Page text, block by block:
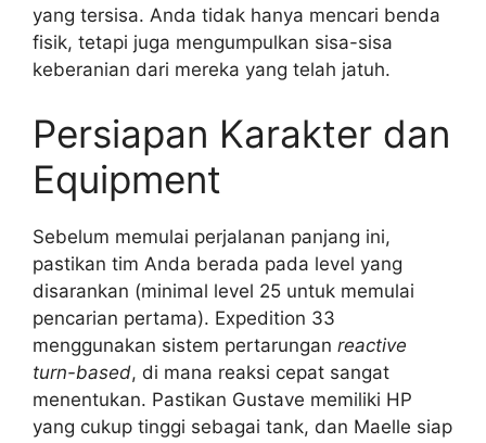
yang tersisa. Anda tidak hanya mencari benda
fisik, tetapi juga mengumpulkan sisa-sisa
keberanian dari mereka yang telah jatuh.
Persiapan Karakter dan
Equipment
Sebelum memulai perjalanan panjang ini,
pastikan tim Anda berada pada level yang
disarankan (minimal level 25 untuk memulai
pencarian pertama). Expedition 33
menggunakan sistem pertarungan reactive
turn-based, di mana reaksi cepat sangat
menentukan. Pastikan Gustave memiliki HP
yang cukup tinggi sebagai tank, dan Maelle siap